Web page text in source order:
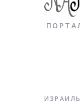
ИЗРАИЛЬ